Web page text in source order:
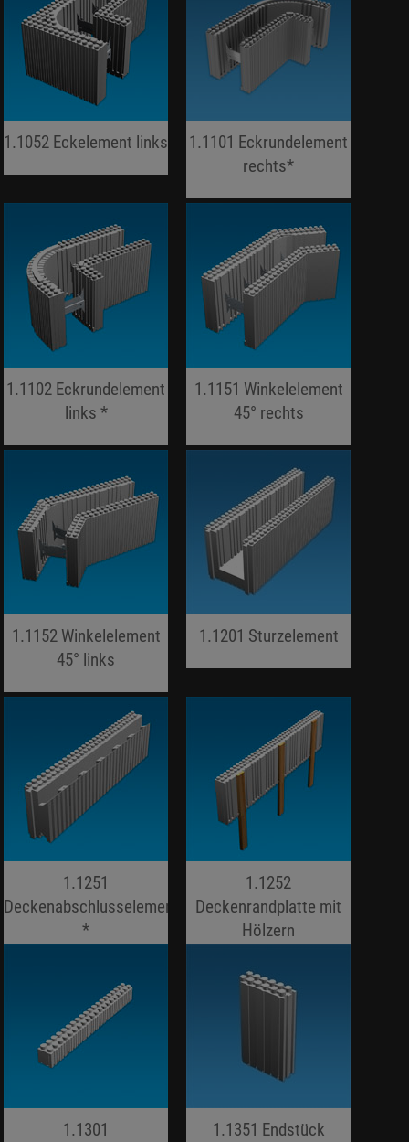
1.1052 Eckelement links
1.1101 Eckrundelement
rechts*
1.1102 Eckrundelement
links *
1.1151 Winkelelement
45° rechts
1.1152 Winkelelement
45° links
1.1201 Sturzelement
1.1251
Deckenabschlusselement
*
1.1252
Deckenrandplatte mit
Hölzern
1.1301
1.1351 Endstück